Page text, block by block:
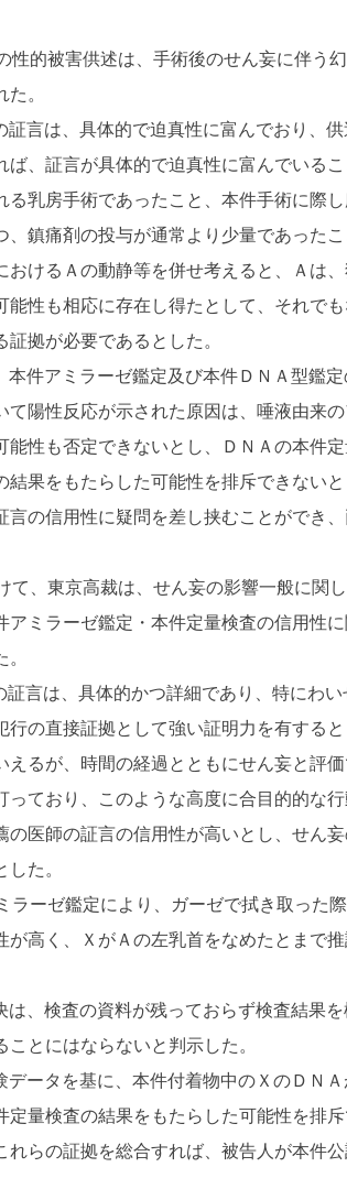
被害供述は、手術後のせん妄に伴う幻
。
言は、具体的で迫真性に富んでおり、
ば、証言が具体的で迫真性に富んでいる
る乳房手術であったこと、本件手術に際
、鎮痛剤の投与が通常より少量であった
おけるＡの動静等を併せ考えると、Ａは
能性も相応に存在し得たとして、それで
拠が必要であるとした。
件アミラーゼ鑑定及び本件ＤＮＡ型鑑
て陽性反応が示された原因は、唾液由来
能性も否定できないとし、ＤＮＡの本件
結果をもたらした可能性を排斥できない
言の信用性に疑問を差し挟むことができ
東京高裁は、せん妄の影響一般に関し
アミラーゼ鑑定・本件定量検査の信用性
言は、具体的かつ詳細であり、特にわ
行の直接証拠として強い証明力を有する
えるが、時間の経過とともにせん妄と評
っており、このような高度に合目的的な
の医師の証言の信用性が高いとし、せん
た。
ラーゼ鑑定により、ガーゼで拭き取った
が高く、ＸがＡの左乳首をなめたとまで
、検査の資料が残っておらず検査結果
とにはならないと判示した。
ータを基に、本件付着物中のＸのＤＮ
定量検査の結果をもたらした可能性を排
れらの証拠を総合すれば、被告人が本件